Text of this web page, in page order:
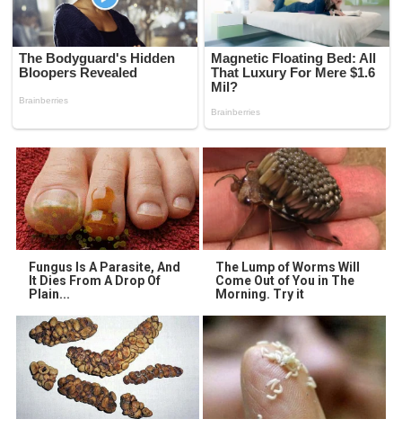
Fungus Is A Parasite, And
It Dies From A Drop Of
Plain...
The Lump of Worms Will
Come Out of You in The
Morning. Try it